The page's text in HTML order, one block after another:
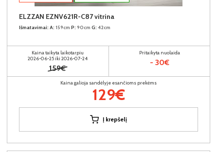
ELZZAN EZNV621R-C87 vitrina
Išmatavimai: A: 159cm P: 90cm G: 42cm
Kaina taikyta laikotarpiu
2026-06-25 iki 2026-07-24
159€
Pritaikyta nuolaida
- 30€
Kaina galioja sandėlyje esančioms prekėms
129€
Į krepšelį